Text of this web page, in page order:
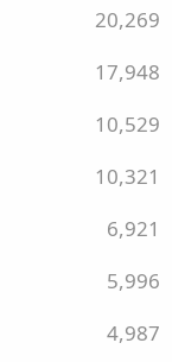
20,269
17,948
10,529
10,321
6,921
5,996
4,987